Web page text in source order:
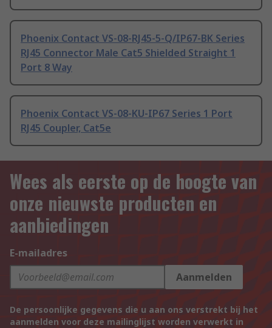
Phoenix Contact VS-08-RJ45-5-Q/IP67-BK Series
RJ45 Connector Male Cat5 Shielded Straight 1
Port 8 Way
Phoenix Contact VS-08-KU-IP67 Series 1 Port
RJ45 Coupler, Cat5e
Wees als eerste op de hoogte van
onze nieuwste producten en
aanbiedingen
E-mailadres
Aanmelden
De persoonlijke gegevens die u aan ons verstrekt bij het
aanmelden voor deze mailinglijst worden verwerkt in